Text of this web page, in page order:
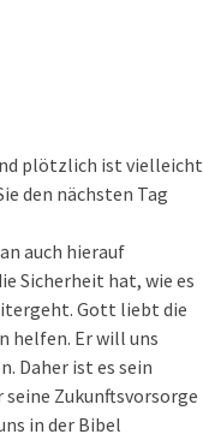
plötzlich ist vielleicht
den nächsten Tag
auch hierauf
Sicherheit hat, wie es
Gott liebt die
helfen. Er will uns
Daher ist es sein
seine Zukunftsvorsorge
in der Bibel